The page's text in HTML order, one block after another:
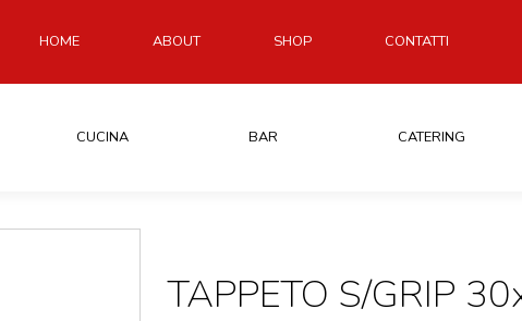
HOME ABOUT SHOP CONTATTI
CUCINA BAR CATERING
TAPPETO S/GRIP